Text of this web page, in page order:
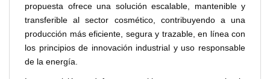
propuesta ofrece una solución escalable, mantenible y
transferible al sector cosmético, contribuyendo a una
producción más eficiente, segura y trazable, en línea con
los principios de innovación industrial y uso responsable
de la energía.